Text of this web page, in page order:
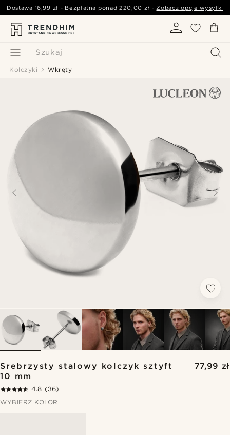
Szukaj
Dostawa 16,99 zł - Bezpłatna ponad220,00 zł -Zobacz opcje wysyłki
Kolczyki Wkręty
Srebrzysty stalowy kolczyk sztyft
10 mm
77,99 zł
4.8 (36)
WYBIERZ KOLOR